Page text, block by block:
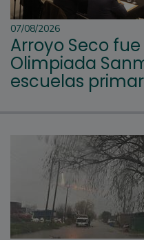
07/08/2026
Arroyo Seco
Olimpiada
escuelas